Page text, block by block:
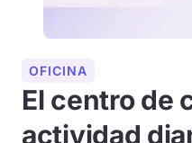
OFICINA
El centro de
actividad